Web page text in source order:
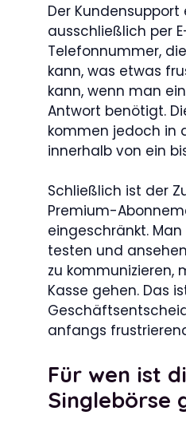
Der
ausschließlich per
Telefonnummer,
kann, was etwas
kann, wenn man
Antwort benötigt.
kommen jedoch in
innerhalb von ein
Schließlich ist der
Premium-
eingeschränkt.
testen und
zu kommunizieren,
Kasse gehen. Das
anfangs
Für wen ist
Singlebörse